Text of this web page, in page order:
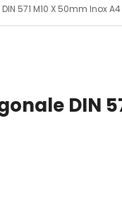
571 M10 X 50mm Inox A4
DIN